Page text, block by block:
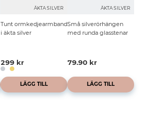
ÄKTA SILVER
Tunt ormkedjearmband
i äkta silver
299 kr
LÄGG TILL
ÄKTA SILVER
Små silverörhängen
med runda glasstenar
79.90 kr
LÄGG TILL